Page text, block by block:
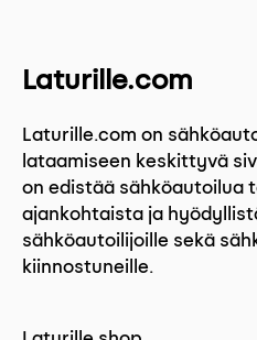
Laturille.com
Laturille.com on
lataamiseen keskittyvä
on edistää sähköautoilua
ajankohtaista ja
sähköautoilijoille sekä
kiinnostuneille.